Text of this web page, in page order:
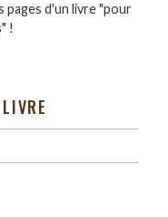
pages d'un livre "pour
!